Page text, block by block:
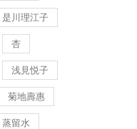
是川理江子
杏
浅見悦子
菊地壽惠
蒸留水